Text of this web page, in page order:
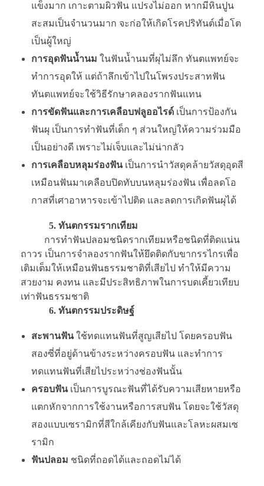
แข็งมาก เกาะตามผิวฟัน แปรงไม่ออก หากมีหินปูน
สะสมเป็นจำนวนมาก จะก่อให้เกิดโรคปริทันต์เมื่อโต
เป็นผู้ใหญ่
การอุดฟันน้ำนม ในฟันน้ำนมที่ผุไม่ลึก ทันตแพทย์จะ
ทำการอุดให้ แต่ถ้าลึกเข้าไปในโพรงประสาทฟัน
ทันตแพทย์จะใช้วิธีรักษาคลองรากฟันแทน
การขัดฟันและการเคลือบฟลูออไรด์ เป็นการป้องกัน
ฟันผุ เป็นการทำฟันที่เด็ก ๆ ส่วนใหญ่ให้ความร่วมมือ
เป็นอย่างดี เพราะไม่เจ็บและไม่น่ากลัว
การเคลือบหลุมร่องฟัน เป็นการนำวัสดุคล้ายวัสดุอุดสี
เหมือนฟันมาเคลือบปิดทับบนหลุมร่องฟัน เพื่อลดโอ
กาสที่เศาอาหารจะเข้าไปติด และลดการเกิดฟันผุได้
5. ทันตกรรมรากเทียม
การทำฟันปลอมชนิดรากเทียมหรือชนิดที่ติดแน่น
ถาวร เป็นการจำลองรากฟันให้ยึดติดกับขากรรไกรเพื่อ
เติมเต็มให้เหมือนฟันธรรมชาติที่เสียไป ทำให้มีความ
สวยงาม คงทน และมีประสิทธิภาพในการบดเคี้ยวเทียบ
เท่าฟันธรรมชาติ
6. ทันตกรรมประดิษฐ์
สะพานฟันใช้ทดแทนฟันที่สูญเสียไป โดยครอบฟัน
สองซี่ที่อยู่ด้านข้างระหว่างครอบฟัน และทำการ
ทดแทนฟันที่เสียไประหว่างช่องฟันนั้น
ครอบฟันเป็นการบูรณะฟันที่ได้รับความเสียหายหรือ
แตกหักจากการใช้งานหรือการสบฟัน โดยจะใช้วัสดุ
สองแบบเซรามิกที่สีใกล้เคียงกับฟันและโลหะผสมเซ
รามิก
ฟันปลอม ชนิดที่ถอดได้และถอดไม่ได้